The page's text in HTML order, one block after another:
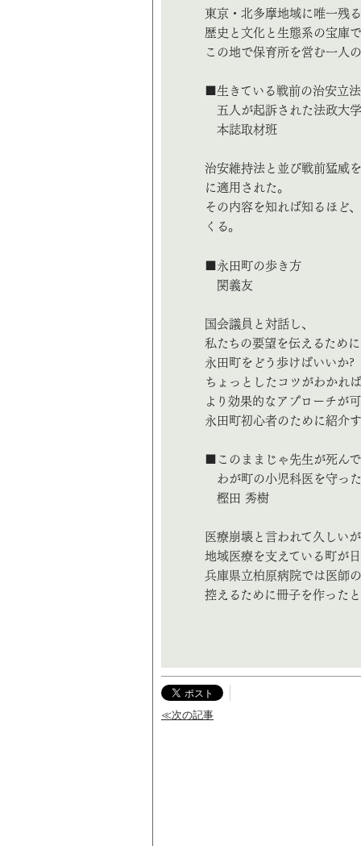
東京・北多摩地域に唯一残
歴史と文化と生態系の宝庫
この地で保育所を営む一人
■生きている戦前の治安立
五人が起訴された法政大
本誌取材班
治安維持法と並び戦前猛威
に適用された。
その内容を知れば知るほど
くる。
■永田町の歩き方
関義友
国会議員と対話し、
私たちの要望を伝えるため
永田町をどう歩けばいいか?
ちょっとしたコツがわかれ
より効果的なアプローチが
永田町初心者のために紹介
■このままじゃ先生が死ん
わが町の小児科医を守っ
樫田 秀樹
医療崩壊と言われて久しい
地域医療を支えている町が
兵庫県立柏原病院では医師
控えるために冊子を作った
≪次の記事